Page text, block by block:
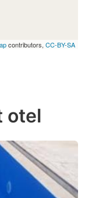
contributors, CC-BY-SA
otel